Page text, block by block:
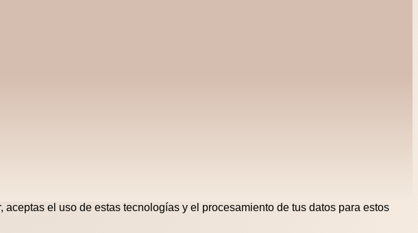
el uso de estas tecnologías y el procesamiento de tus datos para estos